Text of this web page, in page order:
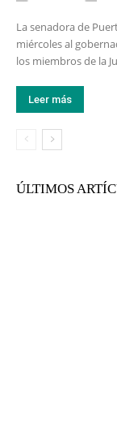
La senadora de
miércoles al
los miembros de la
Leer más
ÚLTIMOS